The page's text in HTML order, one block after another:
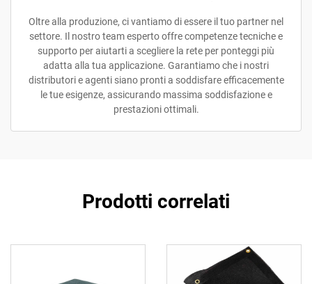
Oltre alla produzione, ci vantiamo di essere il tuo partner nel
settore. Il nostro team esperto offre competenze tecniche e
supporto per aiutarti a scegliere la rete per ponteggi più
adatta alla tua applicazione. Garantiamo che i nostri
distributori e agenti siano pronti a soddisfare efficacemente
le tue esigenze, assicurando massima soddisfazione e
prestazioni ottimali.
Prodotti correlati